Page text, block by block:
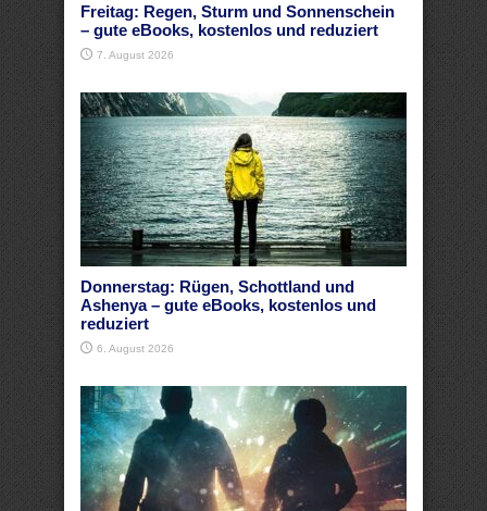
Freitag: Regen, Sturm und Sonnenschein
– gute eBooks, kostenlos und reduziert
7. August 2026
Donnerstag: Rügen, Schottland und
Ashenya – gute eBooks, kostenlos und
reduziert
6. August 2026